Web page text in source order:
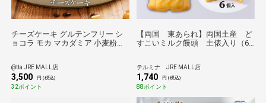
チーズケーキ グルテンフリー シ
ョコラ モカ マカダミア 小麦粉不
お中元
@tta JRE MALL店
3,500 円 (税込)
32ポイント
【両国 東あられ】両国土産 ど
すこいミルク饅頭 土俵入り（6
テルミナ JRE MALL店
1,740 円 (税込)
88ポイント